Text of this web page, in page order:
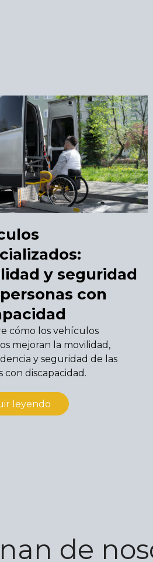
y seguridad
con
cómo los vehículos
mejoran la movilidad,
y seguridad de las
con discapacidad.
leyendo
de